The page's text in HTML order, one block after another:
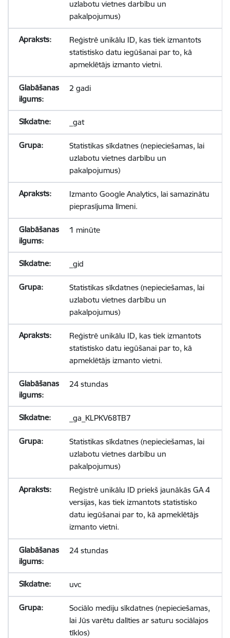
uzlabotu vietnes darbību un
pakalpojumus)
Reģistrē unikālu ID, kas tiek izmantots
statistisko datu iegūšanai par to, kā
apmeklētājs izmanto vietni.
2 gadi
_gat
Statistikas sīkdatnes (nepieciešamas, lai
uzlabotu vietnes darbību un
pakalpojumus)
Izmanto Google Analytics, lai samazinātu
pieprasījuma līmeni.
1 minūte
_gid
Statistikas sīkdatnes (nepieciešamas, lai
uzlabotu vietnes darbību un
pakalpojumus)
Reģistrē unikālu ID, kas tiek izmantots
statistisko datu iegūšanai par to, kā
apmeklētājs izmanto vietni.
24 stundas
_ga_KLPKV68TB7
Statistikas sīkdatnes (nepieciešamas, lai
uzlabotu vietnes darbību un
pakalpojumus)
Reģistrē unikālu ID priekš jaunākās GA 4
versijas, kas tiek izmantots statistisko
datu iegūšanai par to, kā apmeklētājs
izmanto vietni.
24 stundas
uvc
Sociālo mediju sīkdatnes (nepieciešamas,
lai Jūs varētu dalīties ar saturu sociālajos
tīklos)